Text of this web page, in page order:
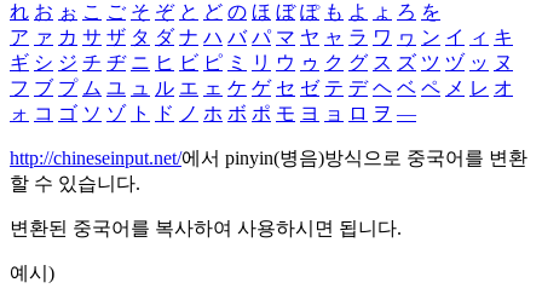
れ お ぉ こ ご そ ぞ と ど の ほ ぼ ぽ も よ ょ ろ を
ア ァ カ サ ザ タ ダ ナ ハ バ パ マ ヤ ャ ラ ワ ヮ ン イ ィ キ
ギ シ ジ チ ヂ ニ ヒ ビ ピ ミ リ ウ ゥ ク グ ス ズ ツ ヅ ッ ヌ
フ ブ プ ム ユ ュ ル エ ェ ケ ゲ セ ゼ テ デ ヘ ベ ペ メ レ オ
ォ コ ゴ ソ ゾ ト ド ノ ホ ボ ポ モ ヨ ョ ロ ヲ ―
http://chineseinput.net/에서 pinyin(병음)방식으로 중국어를 변환
할 수 있습니다.
변환된 중국어를 복사하여 사용하시면 됩니다.
예시)